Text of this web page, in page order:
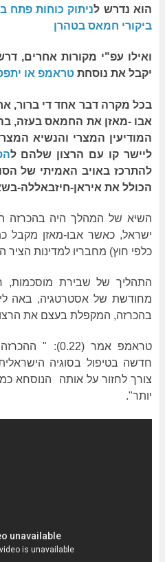
הוא נדרש לניתוק כוחות פתח
ביקורי חמאס בטהרן
ואילו עפ"י מקורות אחרים,
יקבל את נוסחת טראמפ או
בכל מקרה דבר אחד די ברור,
אבו -מאזן את החמאס בעזה,
המודיעין המצרי והנשיא
ליישר קו עם הרצון שלהם ל
להתרכז באויב האמיתי של
הכולל את איראן-חיזבאללה-
השיא של המהלך היה בהכרזה
ישראל, כאשר אבו-מאזן מקבל
כלפי חוץ) מחבריו למדינות הציר
התהליך של שבירת מוסכמות,
מחודשת של אסטרטגיה, באה
בהכרזה, המקפלת בעצם את
טראמפ אמר
צורך לחזור על אותה הנוסחא
יותר".